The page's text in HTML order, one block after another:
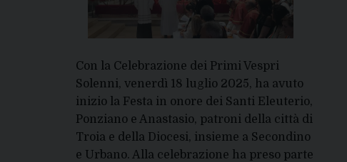
Con la Celebrazione dei Primi Vespri
Solenni, venerdì 18 luglio 2025, ha avuto
inizio la Festa in onore dei Santi Eleuterio,
Ponziano e Anastasio, patroni della città di
Troia e della Diocesi, insieme a Secondino
e Urbano. Alla celebrazione ha preso parte